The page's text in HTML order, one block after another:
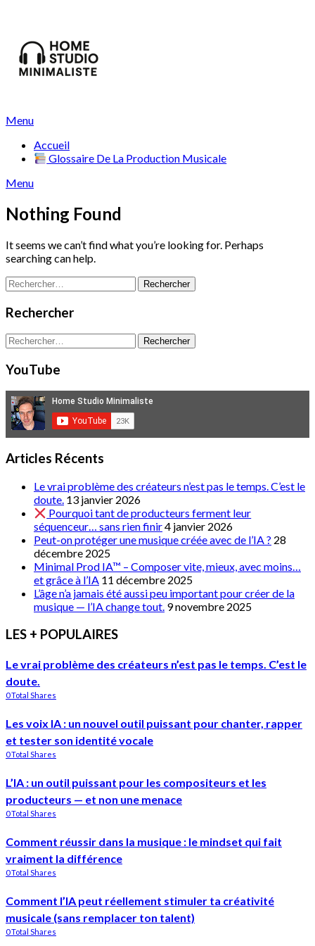
content
Menu
Accueil
Glossaire De La Production Musicale
Menu
Nothing Found
It seems we can’t find what you’re looking for. Perhaps
searching can help.
Rechercher :
Rechercher
Rechercher :
YouTube
Articles Récents
Le vrai problème des créateurs n’est pas le temps. C’est le
doute. 13 janvier 2026
Pourquoi tant de producteurs ferment leur
séquenceur… sans rien finir4 janvier 2026
Peut-on protéger une musique créée avec de l’IA ? 28
décembre 2025
Minimal Prod IA™ – Composer vite, mieux, avec moins…
et grâce à l’IA 11 décembre 2025
L’âge n’a jamais été aussi peu important pour créer de la
musique — l’IA change tout. 9 novembre 2025
LES + POPULAIRES
Le vrai problème des créateurs n’est pas le temps. C’est le
doute.
0 Total Shares
Les voix IA : un nouvel outil puissant pour chanter, rapper
et tester son identité vocale
0 Total Shares
L’IA : un outil puissant pour les compositeurs et les
producteurs — et non une menace
0 Total Shares
Comment réussir dans la musique : le mindset qui fait
vraiment la différence
0 Total Shares
Comment l’IA peut réellement stimuler ta créativité
musicale (sans remplacer ton talent)
0 Total Shares